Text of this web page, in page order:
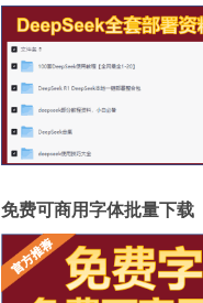
免费可商用字体批量下载